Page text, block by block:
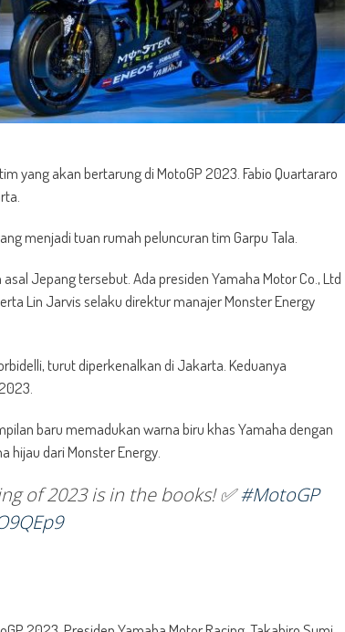
yang akan bertarung di MotoGP 2023. Fabio Quartararo
menjadi tuan rumah peluncuran tim Garpu Tala.
Jepang tersebut. Ada presiden Yamaha Motor Co., Ltd
Lin Jarvis selaku direktur manajer Monster Energy
turut diperkenalkan di Jakarta. Keduanya
baru memadukan warna biru khas Yamaha dengan
dari Monster Energy.
of 2023 is in the books! ✅#MotoGP